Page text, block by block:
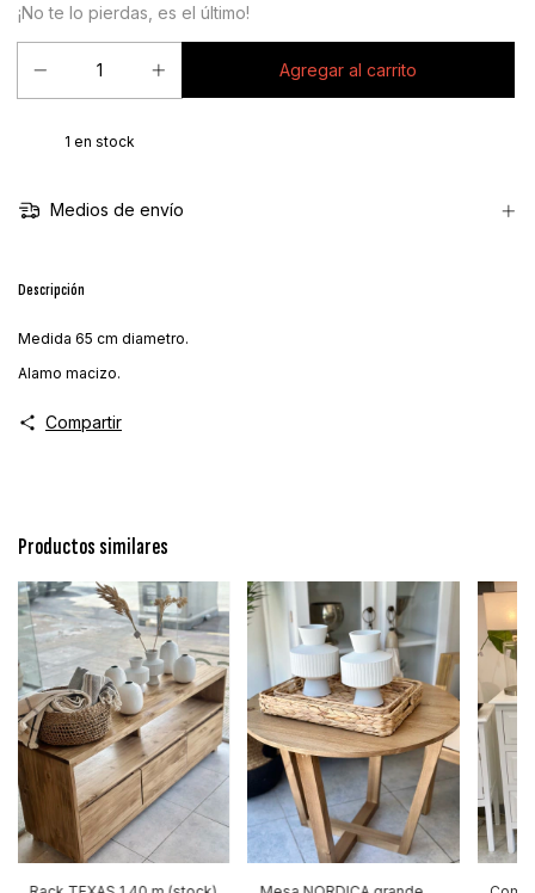
¡No te lo pierdas, es el último!
1 en stock
Medios de envío
Descripción
Medida 65 cm diametro.
Alamo macizo.
Compartir
Productos similares